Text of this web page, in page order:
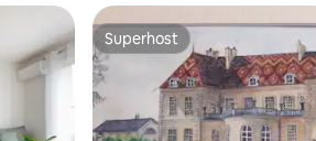
Superhost
Superhost